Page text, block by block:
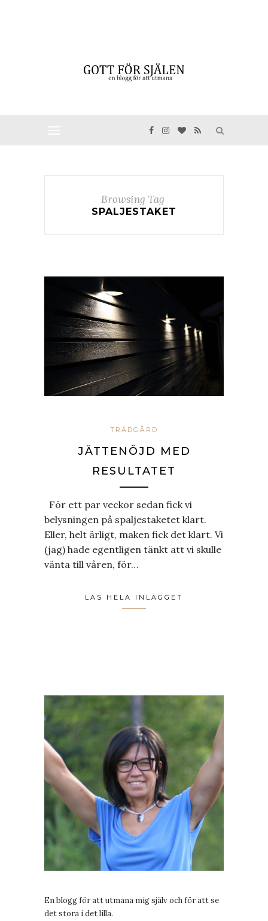
Browsing Tag
SPALJESTAKET
TRÄDGÅRD
JÄTTENÖJD MED
RESULTATET
För ett par veckor sedan fick vi
belysningen på spaljestaketet klart.
Eller, helt ärligt, maken fick det klart. Vi
(jag) hade egentligen tänkt att vi skulle
vänta till våren, för…
LÄS HELA INLÄGGET
En blogg för att utmana mig själv och för att se
det stora i det lilla.